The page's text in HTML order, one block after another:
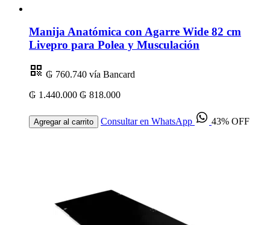
Manija Anatómica con Agarre Wide 82 cm
Livepro para Polea y Musculación
₲ 760.740 vía Bancard
₲ 1.440.000 ₲ 818.000
Agregar al carrito Consultar en WhatsApp 43% OFF